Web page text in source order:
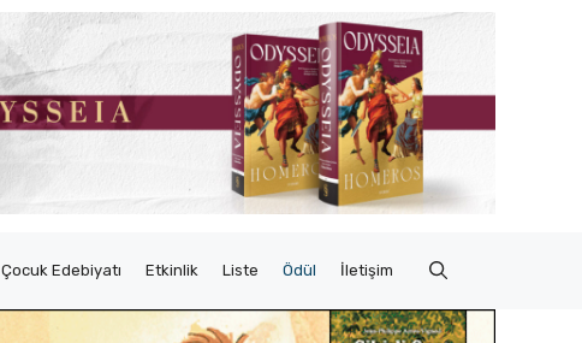
Çocuk Edebiyatı Etkinlik Liste Ödül İletişim